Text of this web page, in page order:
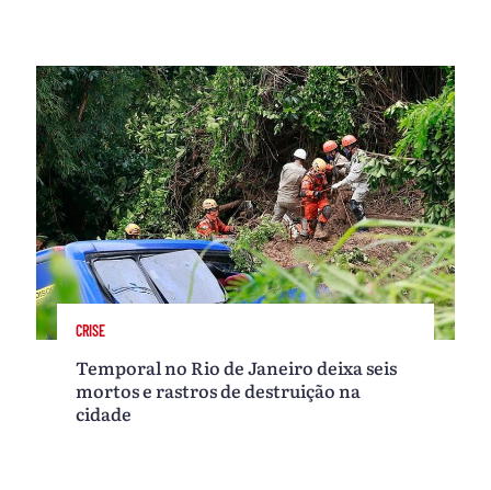
CRISE
Temporal no Rio de Janeiro deixa seis
mortos e rastros de destruição na
cidade